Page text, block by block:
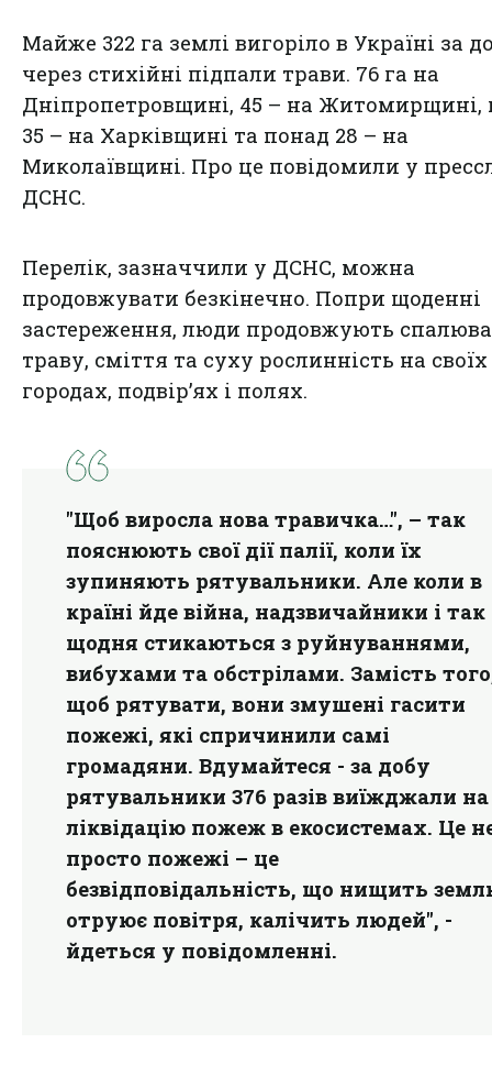
Майже 322 га землі вигоріло в Україні за
через стихійні підпали трави. 76 га на
Дніпропетровщині, 45 – на Житомирщині,
35 – на Харківщині та понад 28 – на
Миколаївщині. Про це повідомили у
ДСНС.
Перелік, зазначчили у ДСНС, можна
продовжувати безкінечно. Попри щоденні
застереження, люди продовжують
траву, сміття та суху рослинність на своїх
городах, подвір’ях і полях.
"Щоб виросла нова травичка…", – так
пояснюють свої дії палії, коли їх
зупиняють рятувальники. Але коли в
країні йде війна, надзвичайники і так
щодня стикаються з руйнуваннями,
вибухами та обстрілами. Замість
щоб рятувати, вони змушені гасити
пожежі, які спричинили самі
громадяни. Вдумайтеся - за добу
рятувальники 376 разів виїжджали на
ліквідацію пожеж в екосистемах. Це
просто пожежі – це
безвідповідальність, що нищить
отруює повітря, калічить людей", -
йдеться у повідомленні.